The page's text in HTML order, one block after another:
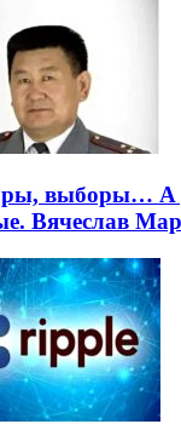
выборы… А
Вячеслав